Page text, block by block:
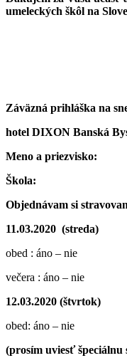
umeleckých škôl na
Záväzná prihláška na
hotel DIXON Banská
Meno a priezvisko:
Škola:
Objednávam si
11.03.2020 (streda)
obed : áno – nie
večera : áno – nie
12.03.2020 (štvrtok)
obed: áno – nie
(prosím uviesť špeciálnu